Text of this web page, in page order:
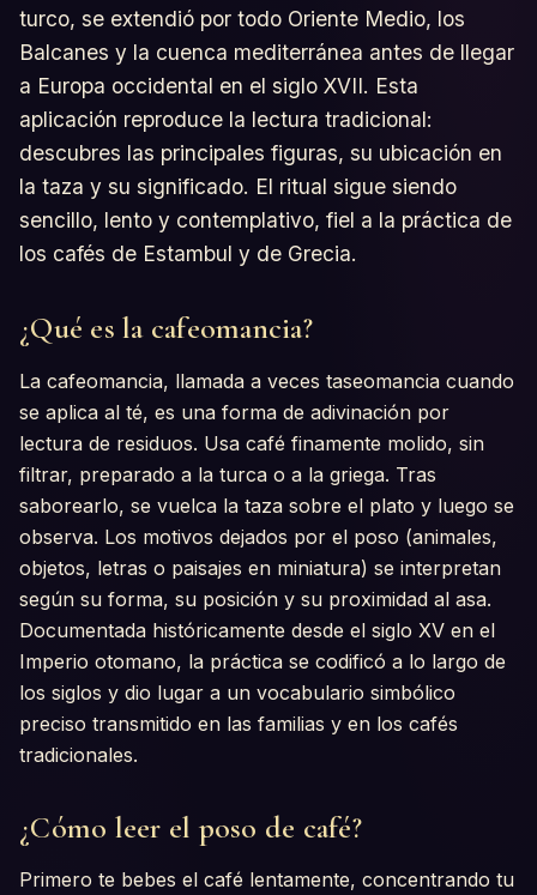
turco, se extendió por todo Oriente Medio, los
Balcanes y la cuenca mediterránea antes de llegar
a Europa occidental en el siglo XVII. Esta
aplicación reproduce la lectura tradicional:
descubres las principales figuras, su ubicación en
la taza y su significado. El ritual sigue siendo
sencillo, lento y contemplativo, fiel a la práctica de
los cafés de Estambul y de Grecia.
¿Qué es la cafeomancia?
La cafeomancia, llamada a veces taseomancia cuando
se aplica al té, es una forma de adivinación por
lectura de residuos. Usa café finamente molido, sin
filtrar, preparado a la turca o a la griega. Tras
saborearlo, se vuelca la taza sobre el plato y luego se
observa. Los motivos dejados por el poso (animales,
objetos, letras o paisajes en miniatura) se interpretan
según su forma, su posición y su proximidad al asa.
Documentada históricamente desde el siglo XV en el
Imperio otomano, la práctica se codificó a lo largo de
los siglos y dio lugar a un vocabulario simbólico
preciso transmitido en las familias y en los cafés
tradicionales.
¿Cómo leer el poso de café?
Primero te bebes el café lentamente, concentrando tu